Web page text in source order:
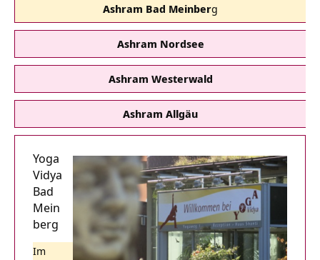
Ashram Bad Meinberg
Ashram Nordsee
Ashram Westerwald
Ashram Allgäu
Yoga
Vidya
Bad
Mein
berg
Im